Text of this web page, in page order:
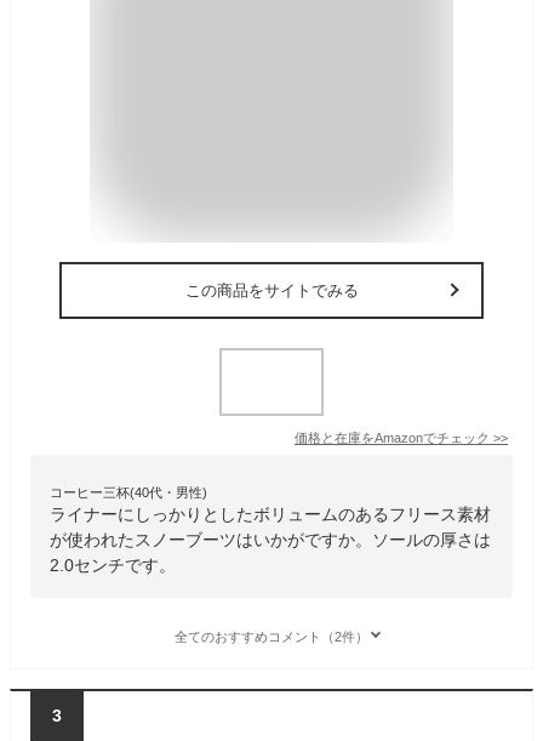
この商品をサイトでみる
価格と在庫をAmazonでチェック >>
コーヒー三杯(40代・男性)
ライナーにしっかりとしたボリュームのあるフリース素材
が使われたスノーブーツはいかがですか。ソールの厚さは
2.0センチです。
全てのおすすめコメント（2件）
3